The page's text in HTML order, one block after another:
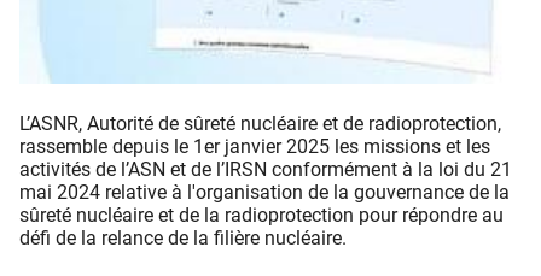
L’ASNR, Autorité de sûreté nucléaire et de radioprotection,
rassemble depuis le 1er janvier 2025 les missions et les
activités de l’ASN et de l’IRSN conformément à la loi du 21
mai 2024 relative à l'organisation de la gouvernance de la
sûreté nucléaire et de la radioprotection pour répondre au
défi de la relance de la filière nucléaire.